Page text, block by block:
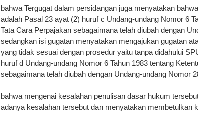
bahwa Tergugat dalam persidangan juga menyatakan
adalah Pasal 23 ayat (2) huruf c Undang-undang Nomor 6
Tata Cara Perpajakan sebagaimana telah diubah dengan
sedangkan isi gugatan menyatakan mengajukan gugatan
yang tidak sesuai dengan prosedur yaitu tanpa didahului
huruf d Undang-undang Nomor 6 Tahun 1983 tentang
sebagaimana telah diubah dengan Undang-undang Nomor
bahwa mengenai kesalahan penulisan dasar hukum
adanya kesalahan tersebut dan menyatakan membetulkan